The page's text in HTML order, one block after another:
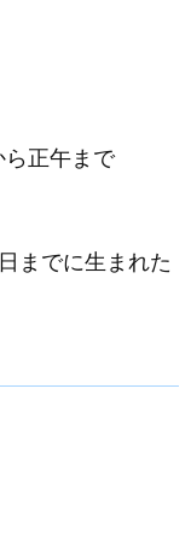
正午まで
までに生まれた